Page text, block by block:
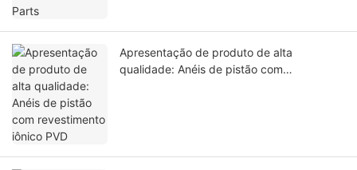
Apresentação de produto de alta
qualidade: Anéis de pistão com